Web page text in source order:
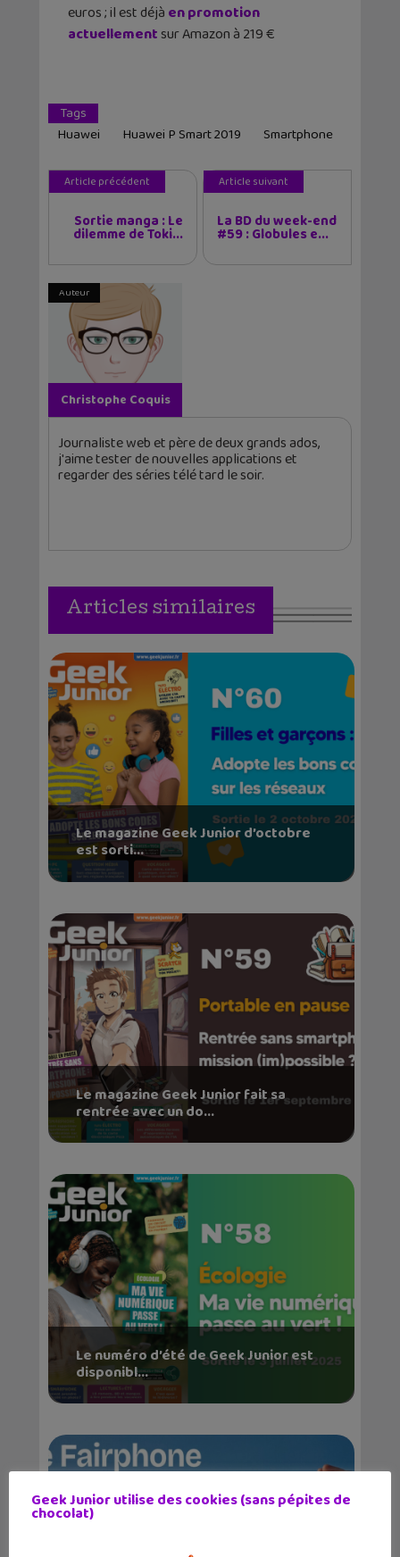
euros ; il est déjà en promotion
actuellement sur Amazon à 219 €
Tags
Huawei
Huawei P Smart 2019 Smartphone
Article précédent
Sortie manga : Le
dilemme de Toki...
Article suivant
La BD du week-end
#59 : Globules e...
Auteur
Christophe Coquis
Journaliste web et père de deux grands ados,
j'aime tester de nouvelles applications et
regarder des séries télé tard le soir.
Articles similaires
Le magazine Geek Junior d’octobre
est sorti...
Le magazine Geek Junior fait sa
rentrée avec un do...
Le numéro d’été de Geek Junior est
disponibl...
Geek Junior utilise des cookies (sans pépites de
chocolat)